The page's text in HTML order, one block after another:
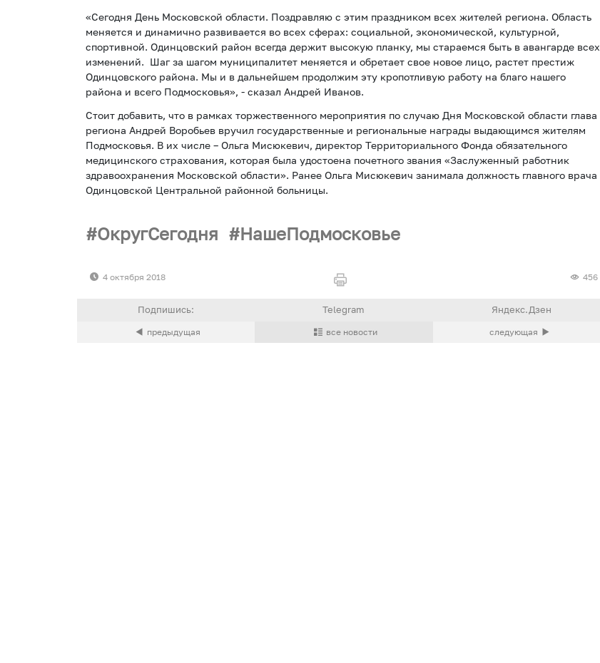
«Сегодня День Московской области. Поздравляю с этим праздником всех жителей региона. Область
меняется и динамично развивается во всех сферах: социальной, экономической, культурной,
спортивной. Одинцовский район всегда держит высокую планку, мы стараемся быть в авангарде всех
изменений. Шаг за шагом муниципалитет меняется и обретает свое новое лицо, растет престиж
Одинцовского района. Мы и в дальнейшем продолжим эту кропотливую работу на благо нашего
района и всего Подмосковья», - сказал Андрей Иванов.
Стоит добавить, что в рамках торжественного мероприятия по случаю Дня Московской области глава
региона Андрей Воробьев вручил государственные и региональные награды выдающимся жителям
Подмосковья. В их числе – Ольга Мисюкевич, директор Территориального Фонда обязательного
медицинского страхования, которая была удостоена почетного звания «Заслуженный работник
здравоохранения Московской области». Ранее Ольга Мисюкевич занимала должность главного врача
Одинцовской Центральной районной больницы.
ОкругСегодня НашеПодмосковье
4 октября 2018 456